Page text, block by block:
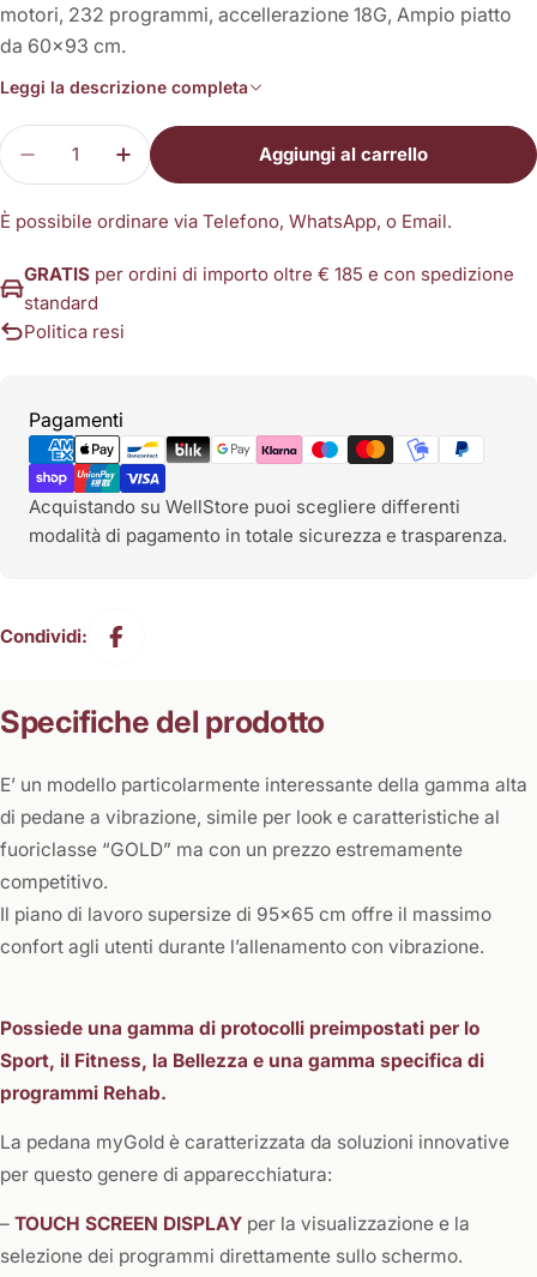
motori, 232 programmi, accellerazione 18G, Ampio piatto
da 60x93 cm.
Leggi la descrizione completa
Quantità
Diminuisci la quantità per Physio Plate My Gold
Aumenta la quantità per Physio Plate
Aggiungi al carrello
È possibile ordinare via Telefono, WhatsApp, o Email.
GRATIS per ordini di importo oltre € 185 e con spedizione
standard
Politica resi
Pagamenti
Metodi
di
pagamento
Acquistando su WellStore puoi scegliere differenti
modalità di pagamento in totale sicurezza e trasparenza.
Condividi:
Specifiche del prodotto
E’ un modello particolarmente interessante della gamma alta
di pedane a vibrazione, simile per look e caratteristiche al
fuoriclasse “GOLD” ma con un prezzo estremamente
competitivo.
Il piano di lavoro supersize di 95×65 cm offre il massimo
confort agli utenti durante l’allenamento con vibrazione.
Possiede una gamma di protocolli preimpostati per lo
Sport, il Fitness, la Bellezza e una gamma specifica di
programmi Rehab.
La pedana myGold è caratterizzata da soluzioni innovative
per questo genere di apparecchiatura:
– TOUCH SCREEN DISPLAY per la visualizzazione e la
selezione dei programmi direttamente sullo schermo.